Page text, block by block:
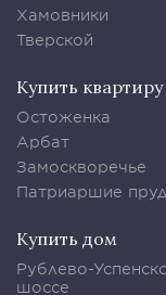
Хамовники
Тверской
Купить квартиру
Остоженка
Арбат
Замоскворечье
Патриаршие
Купить дом
Рублево-
шоссе